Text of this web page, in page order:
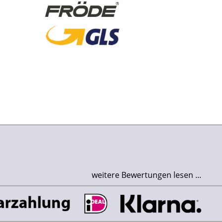
weitere Bewertungen lesen ...